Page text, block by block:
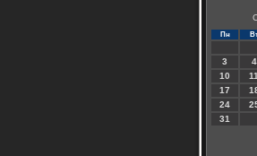
Пн
3
4
10
11
17
24
31